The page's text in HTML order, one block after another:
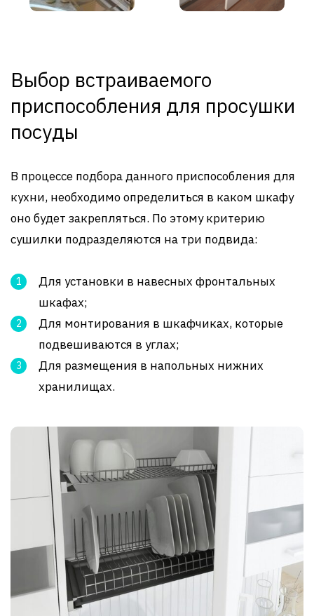
Выбор встраиваемого
приспособления для просушки
посуды
В процессе подбора данного приспособления для
кухни, необходимо определиться в каком шкафу
оно будет закрепляться. По этому критерию
сушилки подразделяются на три подвида:
Для установки в навесных фронтальных
шкафах;
Для монтирования в шкафчиках, которые
подвешиваются в углах;
Для размещения в напольных нижних
хранилищах.